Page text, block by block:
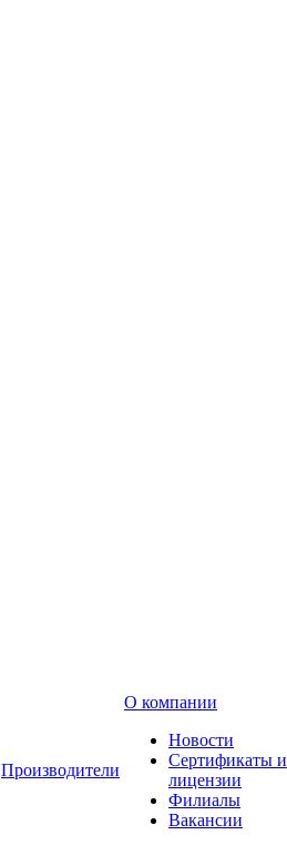
Производители
О компании
Новости
Сертификаты и
лицензии
Филиалы
Вакансии